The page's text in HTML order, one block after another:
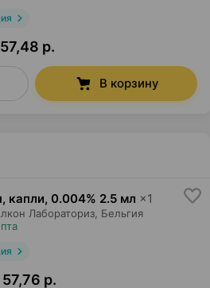
р.
В корзину
капли, 0.004% 2.5 мл ×1
Лабораториз , Бельгия
р.